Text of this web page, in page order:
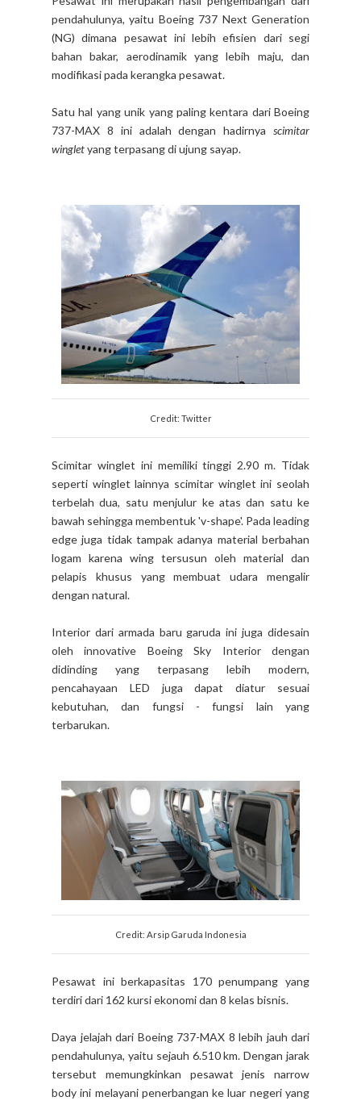
pendahulunya, yaitu Boeing 737 Next Generation
(NG) dimana pesawat ini lebih efisien dari segi
bahan bakar, aerodinamik yang lebih maju, dan
modifikasi pada kerangka pesawat.
Satu hal yang unik yang paling kentara dari Boeing
737-MAX 8 ini adalah dengan hadirnya scimitar
wingletyang terpasang di ujung sayap.
Credit: Twitter
Scimitar winglet ini memiliki tinggi 2.90 m. Tidak
seperti winglet lainnya scimitar winglet ini seolah
terbelah dua, satu menjulur ke atas dan satu ke
bawah sehingga membentuk 'v-shape'. Pada leading
edge juga tidak tampak adanya material berbahan
logam karena wing tersusun oleh material dan
pelapis khusus yang membuat udara mengalir
dengan natural.
Interior dari armada baru garuda ini juga didesain
oleh innovative Boeing Sky Interior dengan
didinding yang terpasang lebih modern,
pencahayaan LED juga dapat diatur sesuai
kebutuhan, dan fungsi - fungsi lain yang
terbarukan.
Credit: Arsip Garuda Indonesia
Pesawat ini berkapasitas 170 penumpang yang
terdiri dari 162 kursi ekonomi dan 8 kelas bisnis.
Daya jelajah dari Boeing 737-MAX 8 lebih jauh dari
pendahulunya, yaitu sejauh 6.510 km. Dengan jarak
tersebut memungkinkan pesawat jenis narrow
body ini melayani penerbangan ke luar negeri yang